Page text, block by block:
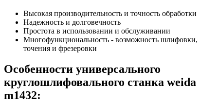
Высокая производительность и точность обработки
Надежность и долговечность
Простота в использовании и обслуживании
Многофункциональность - возможность шлифовки,
точения и фрезеровки
Особенности универсального
круглошлифовального станка weida
m1432: